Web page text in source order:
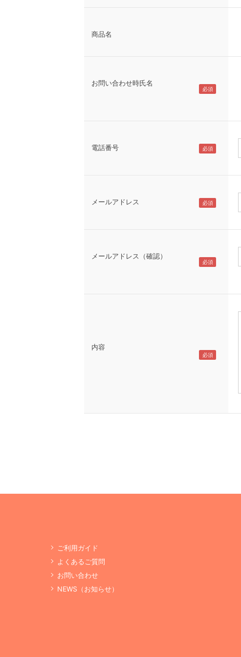
商品名
お問い合わせ時氏名
電話番号
メールアドレス
メールアドレス（確認）
内容
ご利用ガイド
よくあるご質問
お問い合わせ
NEWS（お知らせ）